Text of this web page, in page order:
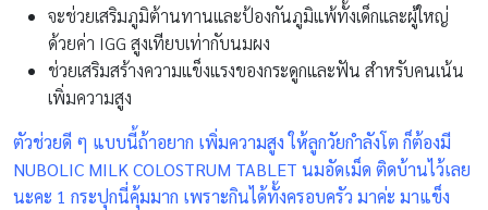
จะช่วยเสริมภูมิต้านทานและป้องกันภูมิแพ้ทั้งเด็กและผู้ใหญ่
ด้วยค่า IGG สูงเทียบเท่ากับนมผง
ช่วยเสริมสร้างความแข็งแรงของกระดูกและฟัน สำหรับคนเน้น
เพิ่มความสูง
ตัวช่วยดี ๆ แบบนี้ถ้าอยาก เพิ่มความสูง ให้ลูกวัยกำลังโต ก็ต้องมี
NUBOLIC MILK COLOSTRUM TABLET นมอัดเม็ด ติดบ้านไว้เลย
นะคะ 1 กระปุกนี่คุ้มมาก เพราะกินได้ทั้งครอบครัว มาค่ะ มาแข็ง